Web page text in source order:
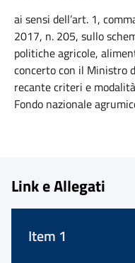
ai sensi dell’art. 1,
2017, n. 205, sullo
politiche agricole,
concerto con il Ministro
recante criteri e
Fondo nazionale
Link e Allegati
Item 1